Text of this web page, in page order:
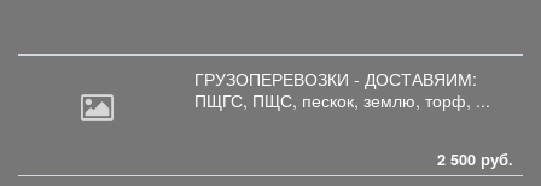
ГРУЗОПЕРЕВОЗКИ - ДОСТАВЯИМ:
ПЩГС, ПЩС, пескок, землю, торф, ...
2 500 руб.